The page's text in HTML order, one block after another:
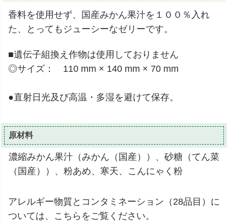
香料を使用せず、国産みかん果汁を１００％入れ
た、とってもジューシーなゼリーです。
■遺伝子組換え作物は使用しておりません
◎サイズ： 110 mm × 140 mm × 70 mm
●直射日光及び高温・多湿を避けて保存。
原材料
濃縮みかん果汁（みかん（国産））、砂糖（てん菜
（国産））、粉あめ、寒天、こんにゃく粉
アレルギー物質とコンタミネーション（28品目）に
ついては、こちらをご覧ください。